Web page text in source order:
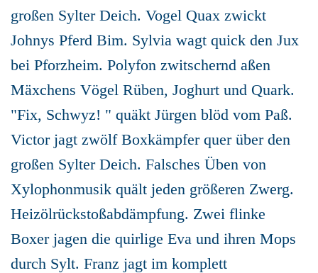
großen Sylter Deich. Vogel Quax zwickt
Johnys Pferd Bim. Sylvia wagt quick den Jux
bei Pforzheim. Polyfon zwitschernd aßen
Mäxchens Vögel Rüben, Joghurt und Quark.
"Fix, Schwyz! " quäkt Jürgen blöd vom Paß.
Victor jagt zwölf Boxkämpfer quer über den
großen Sylter Deich. Falsches Üben von
Xylophonmusik quält jeden größeren Zwerg.
Heizölrückstoßabdämpfung. Zwei flinke
Boxer jagen die quirlige Eva und ihren Mops
durch Sylt. Franz jagt im komplett